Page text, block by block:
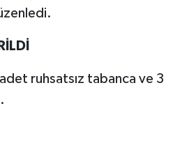
ruhsatsız tabanca ve 3